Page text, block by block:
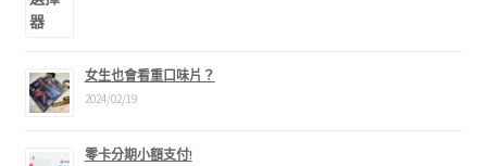
女生也會看重口味片？
2024/02/19
零卡分期小額支付!